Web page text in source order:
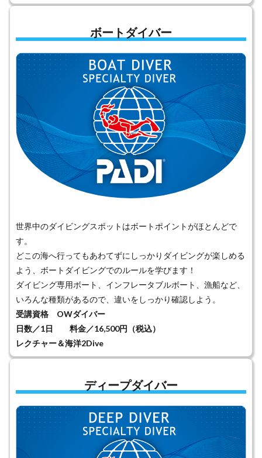
ボートダイバー
世界中のダイビングスポットはボートポイントがほとんどで
す。
どこの海へ行ってもあわてずにしっかりダイビングが楽しめる
よう、ボートダイビングでのルールを学びます！
ダイビング専用ボート、インフレータブルボート、漁船など、
いろんな種類があるので、違いをしっかり確認しよう。
受講資格 OWダイバー
日数／1日 料金／16,500円（税込）
レクチャー＆海洋2Dive
ディープダイバー